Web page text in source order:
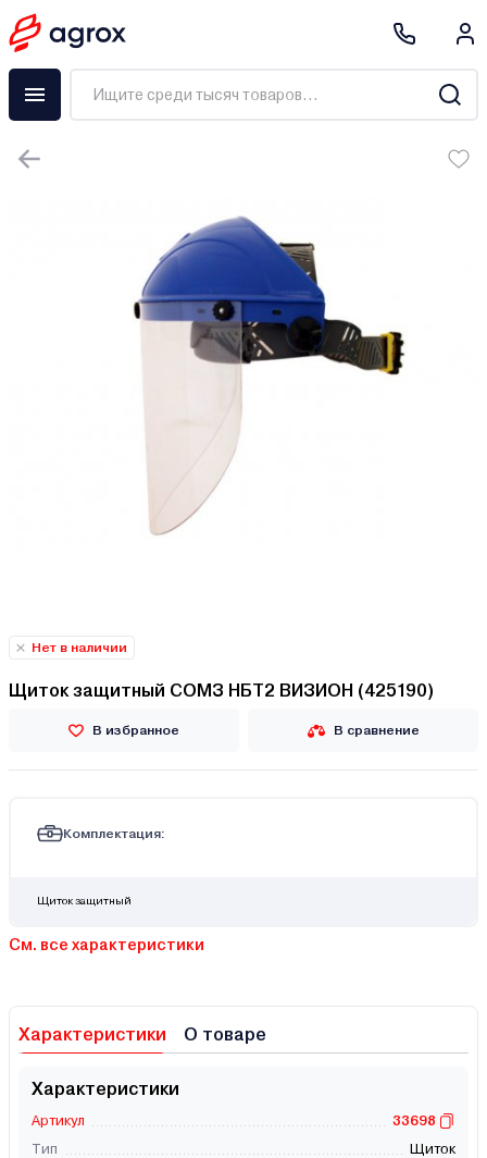
Нет в наличии
Щиток защитный СОМЗ НБТ2 ВИЗИОН (425190)
В избранное В сравнение
Комплектация:
Щиток защитный
См. все характеристики
Характеристики О товаре
Характеристики
Артикул
33698
Тип
Щиток